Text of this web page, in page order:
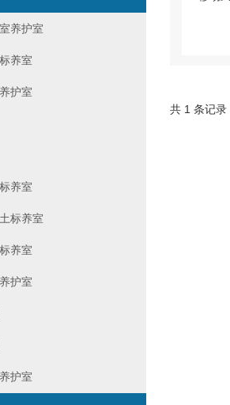
共 1 条记
养护室
养室
护室
养室
标养室
养室
护室
护室